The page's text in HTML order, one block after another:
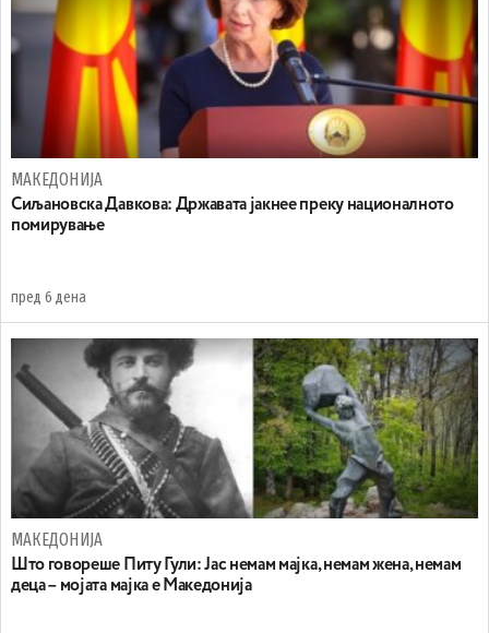
МАКЕДОНИЈА
Сиљановска Давкова: Државата јакнее преку националното
помирување
пред 6 дена
МАКЕДОНИЈА
Што говореше Питу Гули: Јас немам мајка, немам жена, немам
деца – мојата мајка е Македонија